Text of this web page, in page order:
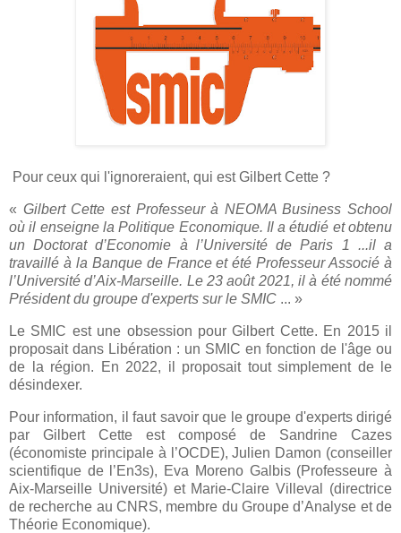
Pour ceux qui l'ignoreraient, qui est Gilbert Cette ?
« Gilbert Cette est Professeur à NEOMA Business School
où il enseigne la Politique Economique. Il a étudié et obtenu
un Doctorat d’Economie à l’Université de Paris 1 ...il a
travaillé à la Banque de France et été Professeur Associé à
l’Université d’Aix-Marseille. Le 23 août 2021, il à été nommé
Président du groupe d'experts sur le SMIC ... »
Le SMIC est une obsession pour Gilbert Cette. En 2015 il
proposait dans Libération : un SMIC en fonction de l'âge ou
de la région. En 2022, il proposait tout simplement de le
désindexer.
Pour information, il faut savoir que le groupe d'experts dirigé
par Gilbert Cette est composé de Sandrine Cazes
(économiste principale à l’OCDE), Julien Damon (conseiller
scientifique de l’En3s), Eva Moreno Galbis (Professeure à
Aix-Marseille Université) et Marie-Claire Villeval (directrice
de recherche au CNRS, membre du Groupe d’Analyse et de
Théorie Economique).